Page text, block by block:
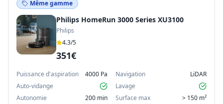
Même gamme
Philips HomeRun 3000 Series XU3100
Philips
4.3/5
351€
Puissance d'aspiration 4000 Pa Navigation
LiDAR
Auto-vidange
Lavage
Autonomie
200 min Surface max > 150 m²